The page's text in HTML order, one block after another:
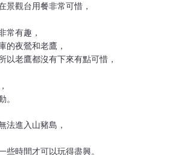
景觀台用餐非常可惜，
常有趣，
的夜鶯和老鷹，
以老鷹都沒有下來有點可惜，
法進入山豬島，
些時間才可以玩得盡興。